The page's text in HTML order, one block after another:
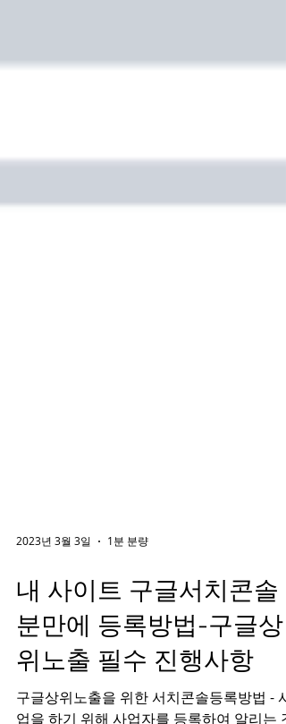
2023년 3월 3일 1분 분량
내 사이트 구글서치콘솔 5
분만에 등록방법-구글상
위노출 필수 진행사항